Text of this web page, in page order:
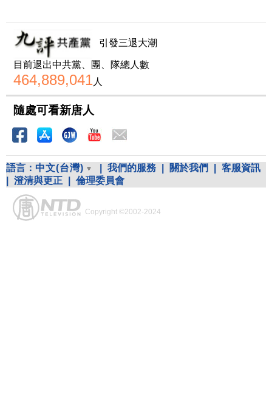
引發三退大潮
目前退出中共黨、團、隊總人數
464,889,041人
隨處可看新唐人
語言： 中文(台灣) 我們的服務 關於我們
客服資訊
澄清與更正 倫理委員會
Copyright ©2002-2024